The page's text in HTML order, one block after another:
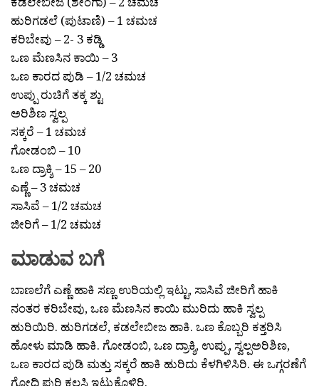
ಹುರಿಗಡಲೆ (ಪುಟಾಣಿ) – 1 ಚಮಚ
ಕರಿಬೇವು – 2- 3 ಕಡ್ಡಿ
ಒಣ ಮೆಣಸಿನ ಕಾಯಿ – 3
ಒಣ ಕಾರದ ಪುಡಿ – 1/2 ಚಮಚ
ಉಪ್ಪು ರುಚಿಗೆ ತಕ್ಕ ಶ್ಟು
ಅರಿಶಿಣ ಸ್ವಲ್ಪ
ಸಕ್ಕರೆ – 1 ಚಮಚ
ಗೋಡಂಬಿ – 10
ಒಣ ದ್ರಾಕ್ಶಿ – 15 – 20
ಎಣ್ಣೆ – 3 ಚಮಚ
ಸಾಸಿವೆ – 1/2 ಚಮಚ
ಜೀರಿಗೆ – 1/2 ಚಮಚ
ಮಾಡುವ ಬಗೆ
ಬಾಣಲೆಗೆ ಎಣ್ಣೆ ಹಾಕಿ ಸಣ್ಣ ಉರಿಯಲ್ಲಿ ಇಟ್ಟು, ಸಾಸಿವೆ ಜೀರಿಗೆ ಹಾಕಿ
ನಂತರ ಕರಿಬೇವು, ಒಣ ಮೆಣಸಿನ ಕಾಯಿ ಮುರಿದು ಹಾಕಿ ಸ್ವಲ್ಪ
ಹುರಿಯಿರಿ. ಹುರಿಗಡಲೆ, ಕಡಲೇಬೀಜ ಹಾಕಿ. ಒಣ ಕೊಬ್ಬರಿ ಕತ್ತರಿಸಿ
ಹೋಳು ಮಾಡಿ ಹಾಕಿ. ಗೋಡಂಬಿ, ಒಣ ದ್ರಾಕ್ಶಿ, ಉಪ್ಪು, ಸ್ವಲ್ಪಅರಿಶಿಣ,
ಒಣ ಕಾರದ ಪುಡಿ ಮತ್ತು ಸಕ್ಕರೆ ಹಾಕಿ ಹುರಿದು ಕೆಳಗಿಳಿಸಿರಿ. ಈ ಒಗ್ಗರಣೆಗೆ
ಗೋದಿ ಪುರಿ ಕಲಸಿ ಇಟ್ಟುಕೊಳ್ಳಿರಿ.